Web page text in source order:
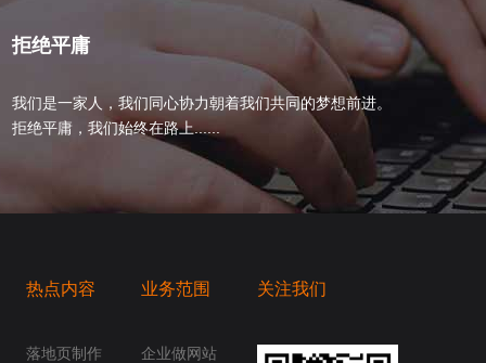
拒绝平庸
我们是一家人，我们同心协力朝着我们共同的梦想前进。
拒绝平庸，我们始终在路上......
热点内容
落地页制作
业务范围
企业做网站
关注我们